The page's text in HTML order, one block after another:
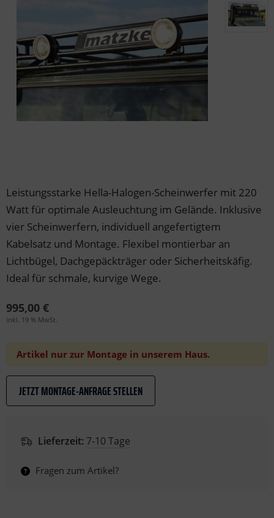
Leistungsstarke Hella-Halogen-Scheinwerfer mit 220
Watt für optimale Ausleuchtung im Gelände. Inklusive
vier Scheinwerfern, individuell angefertigtem
Kabelsatz und Montage. Flexibel montierbar an
Lichtbügel, Dachgepäckträger oder Sicherheitskäfig.
Ideal für schmale, kurvige Wege.
995,00 €
inkl. 19 % MwSt.
Artikel nur zur Montage in unserem Haus.
JETZT MONTAGE-ANFRAGE STELLEN
Lieferzeit: 7-10 Tage
Fragen zum Artikel?